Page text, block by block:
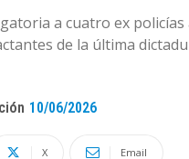
a cuatro ex
de la última
10/06/2026
X Email